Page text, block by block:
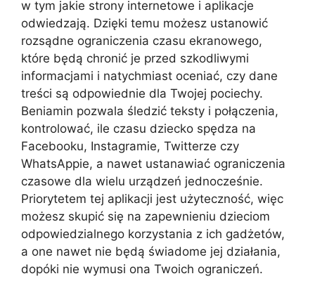
w tym jakie strony internetowe i aplikacje
odwiedzają. Dzięki temu możesz ustanowić
rozsądne ograniczenia czasu ekranowego,
które będą chronić je przed szkodliwymi
informacjami i natychmiast oceniać, czy dane
treści są odpowiednie dla Twojej pociechy.
Beniamin pozwala śledzić teksty i połączenia,
kontrolować, ile czasu dziecko spędza na
Facebooku, Instagramie, Twitterze czy
WhatsAppie, a nawet ustanawiać ograniczenia
czasowe dla wielu urządzeń jednocześnie.
Priorytetem tej aplikacji jest użyteczność, więc
możesz skupić się na zapewnieniu dzieciom
odpowiedzialnego korzystania z ich gadżetów,
a one nawet nie będą świadome jej działania,
dopóki nie wymusi ona Twoich ograniczeń.